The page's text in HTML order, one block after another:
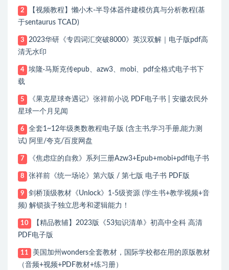
2
【视频教程】懒小木-半导体器件建模仿真与分析教程(基
于sentaurus TCAD)
3
2023华研《专四词汇突破8000》英汉双解｜电子版pdf高
清无水印
4
埃隆·马斯克传epub、azw3、mobi、pdf全格式电子书下
载
5
《果克星球奇遇记》张祥前小说 PDF电子书 | 安徽农民外
星球一个月见闻
6
全套1~12年级奥数教程电子版 (含主书,学习手册,能力测
试) 阿里/夸克/百度网盘
7 《焦虑症的自救》系列三册Azw3+Epub+mobi+pdf电子书
8 张祥前《统一场论》第六版 / 第七版 电子书 PDF版
9
剑桥顶级教材《Unlock》1-5级资源 (学生书+教学视频+音
频) 解锁孩子独立思考和逻辑能力！
10
【精品教辅】2023版《53知识清单》初高中全科 高清
PDF电子版
11
美国加州wonders全套教材，国际学校都在用的原版教材
（音频+视频+PDF教材+练习册）